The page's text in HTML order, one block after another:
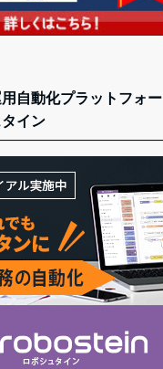
用自動化プラットフォー
イン